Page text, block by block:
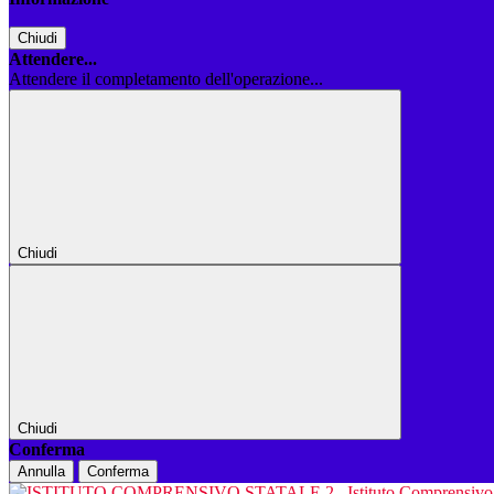
Chiudi
Attendere...
Attendere il completamento dell'operazione...
Chiudi
Chiudi
Conferma
Annulla Conferma